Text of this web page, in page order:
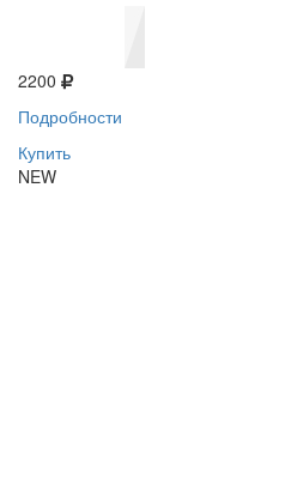
2200
Подробности
Купить
NEW